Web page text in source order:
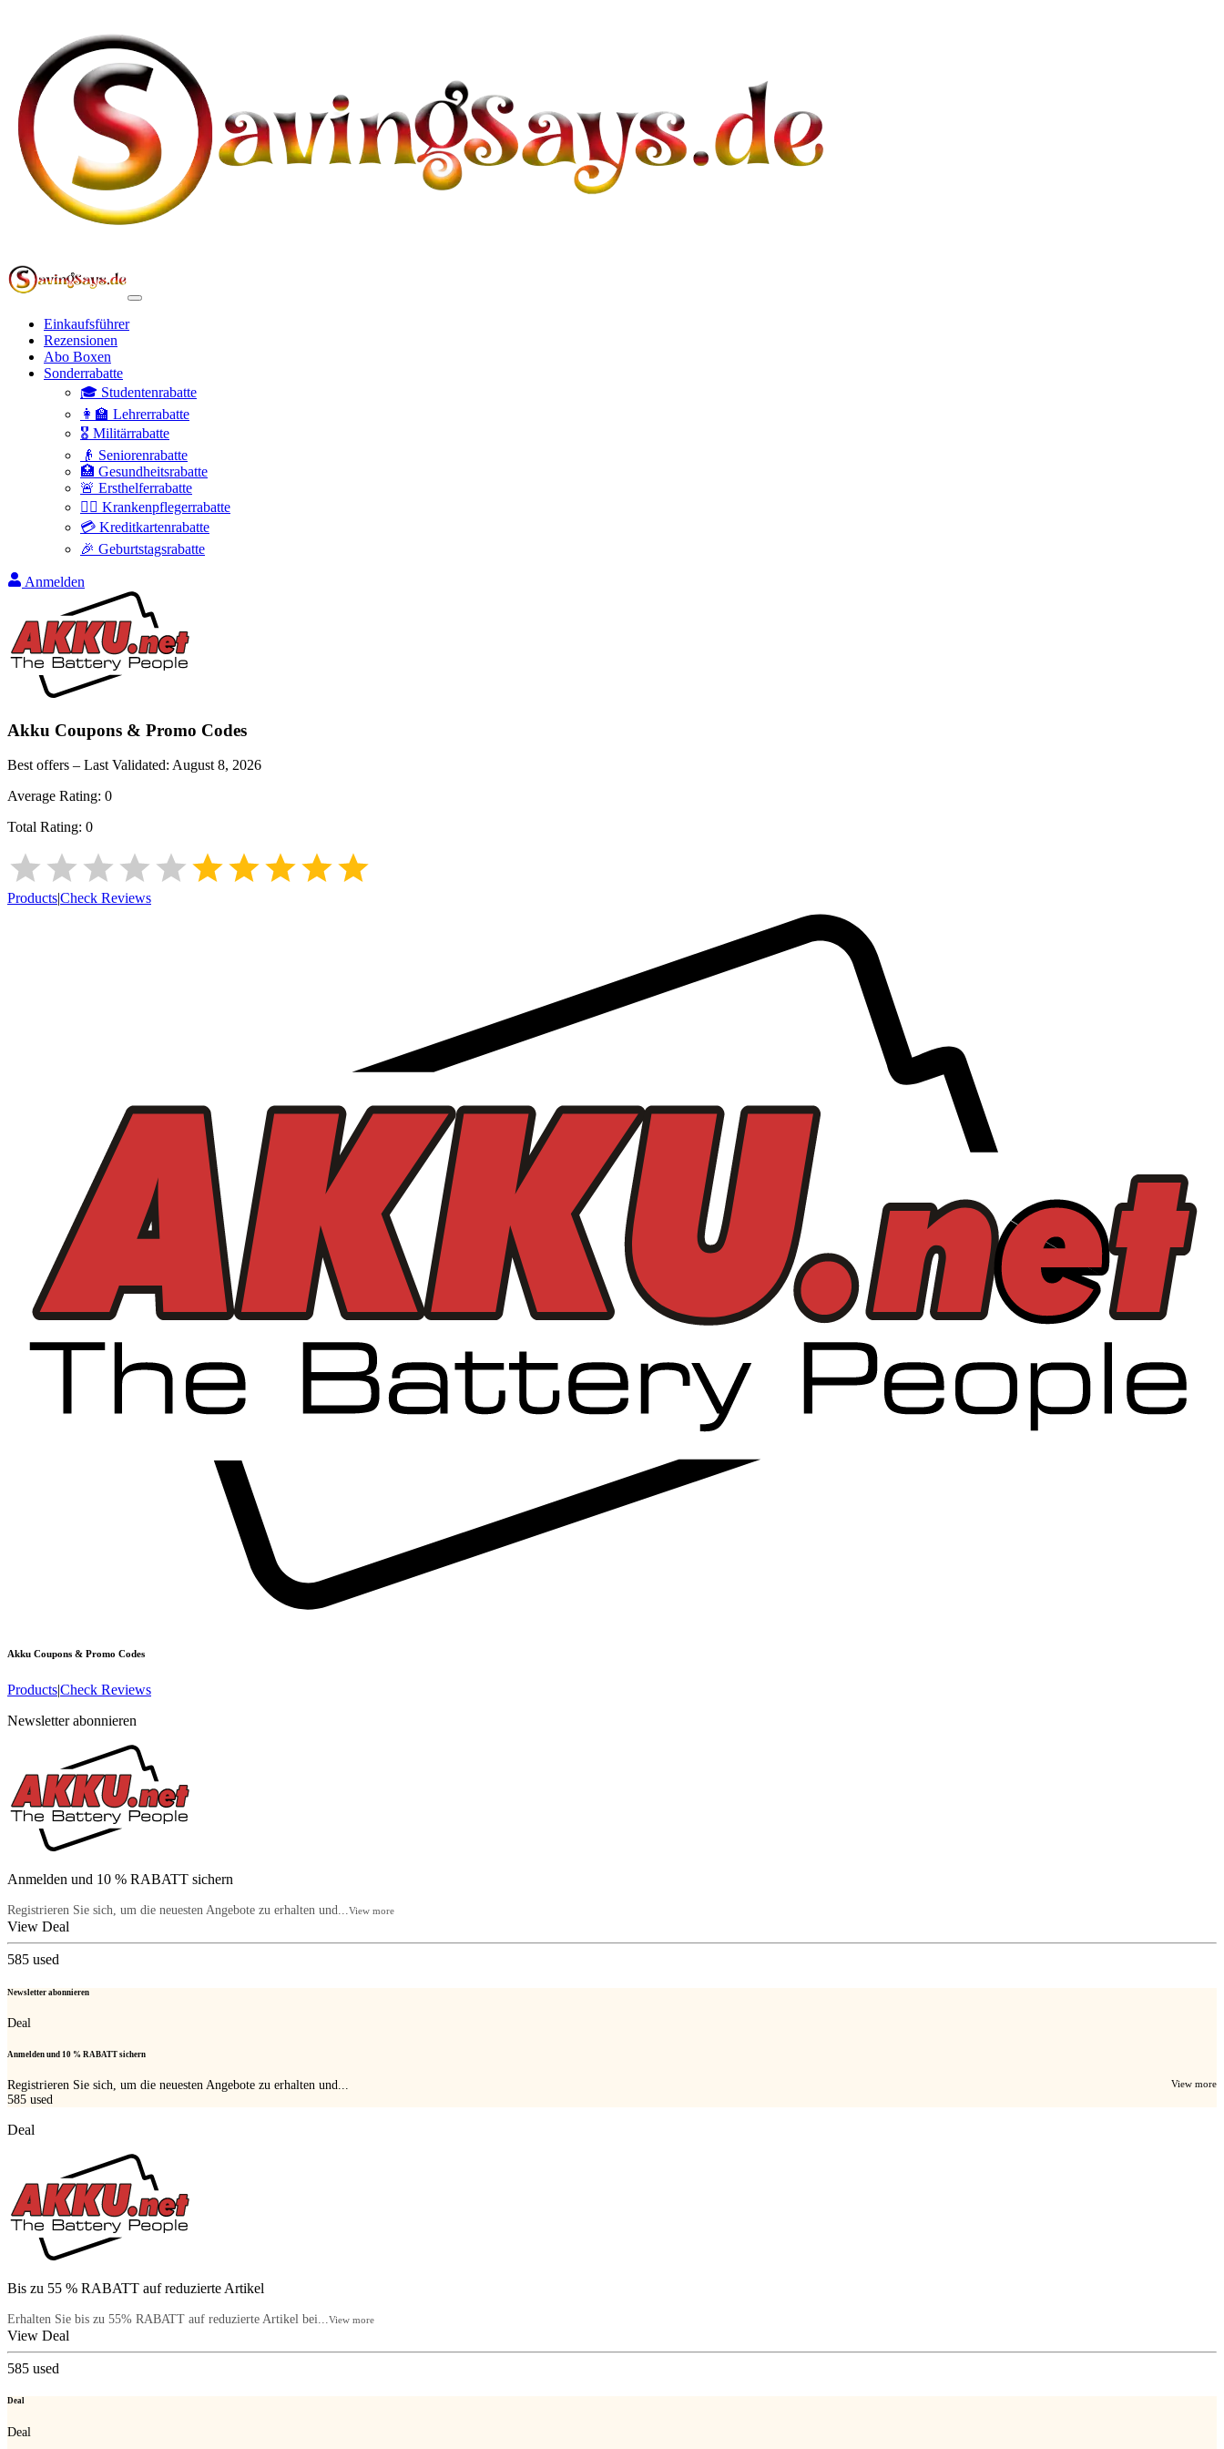
Einkaufsführer
Rezensionen
Abo Boxen
Sonderrabatte
🎓 Studentenrabatte
👩‍🏫 Lehrerrabatte
🎖️ Militärrabatte
👴 Seniorenrabatte
🏥 Gesundheitsrabatte
🚨 Ersthelferrabatte
👩‍⚕️ Krankenpflegerrabatte
💳 Kreditkartenrabatte
🎉 Geburtstagsrabatte
Anmelden
Akku Coupons & Promo Codes
Best offers – Last Validated: August 8, 2026
Average Rating: 0
Total Rating: 0
Products|Check Reviews
Akku Coupons & Promo Codes
Products|Check Reviews
Newsletter abonnieren
Anmelden und 10 % RABATT sichern
Registrieren Sie sich, um die neuesten Angebote zu erhalten und...View more
View Deal
585 used
Newsletter abonnieren
Deal
Anmelden und 10 % RABATT sichern
Registrieren Sie sich, um die neuesten Angebote zu erhalten und... View more
585 used
Deal
Bis zu 55 % RABATT auf reduzierte Artikel
Erhalten Sie bis zu 55% RABATT auf reduzierte Artikel bei...View more
View Deal
585 used
Deal
Deal